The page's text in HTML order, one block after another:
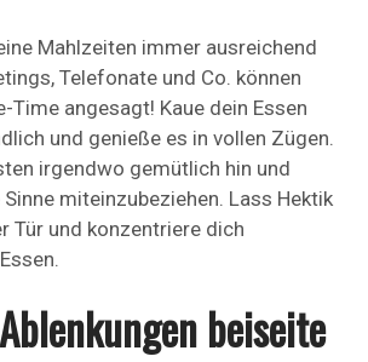
Mahlzeiten immer ausreichend
Telefonate und Co. können
Time angesagt! Kaue dein Essen
und genieße es in vollen Zügen.
irgendwo gemütlich hin und
miteinzubeziehen. Lass Hektik
Tür und konzentriere dich
beiseite